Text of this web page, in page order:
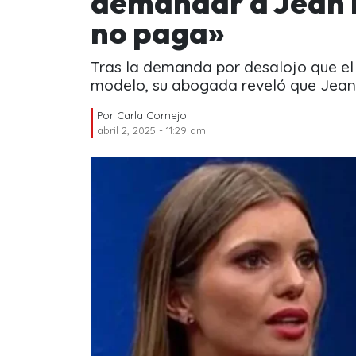
no paga»
Tras la demanda por desalojo que
modelo, su abogada reveló que
Por Carla Cornejo
abril 2, 2025 - 11:29 am